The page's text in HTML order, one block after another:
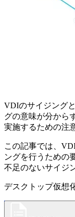
VDIのサイジング
グの意味が分から
実施するための注
この記事では、
ングを行うための
不足のないサイジ
デスクトップ仮想